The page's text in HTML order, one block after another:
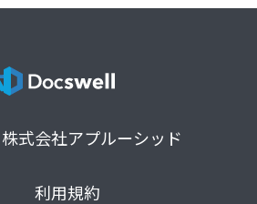
式会社アプルーシッド
利用規約